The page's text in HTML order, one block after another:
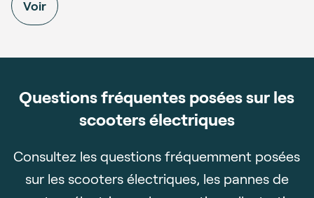
Voir
Questions fréquentes posées sur les
scooters électriques
Consultez les questions fréquemment posées
sur les scooters électriques, les pannes de